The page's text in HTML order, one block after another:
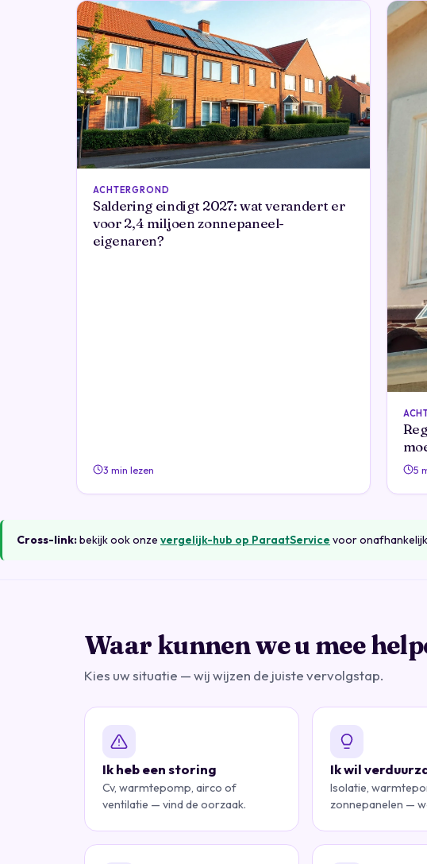
ACHTERGROND
Saldering eindigt 2027: wat verandert er
voor 2,4 miljoen zonnepaneel-
eigenaren?
3 min lezen 5
Cross-link:bekijk ook onze vergelijk-hub op ParaatService voor
Waar kunnen we u mee
Kies uw situatie — wij wijzen de juiste vervolgstap.
Ik heb een storing
Cv, warmtepomp, airco of
ventilatie — vind de oorzaak.
Ik wil
Isolatie,
zonnepanelen —